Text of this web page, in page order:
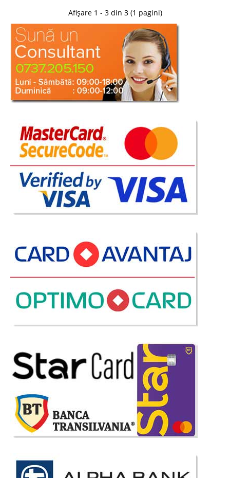
Scaun ieftin de Bucatarie Matrix
Scaune ieftine pentru bucatarie – Matrix – Cel mai bun pret PRETUL
AFISAT INITIAL ESTE PRETUL PE BUCATA LA CUMPARAREA PACHETULUI
DE 6 SCAUNE – CEL MAI AVANTAJOS Scaunul Matrix NU SE VINDE LA
BUCATA Matrix este un scaun modern ..
Compara
199 Lei
Pret Redus119 Lei
Stoc Epuizat - Indisponibil
Adauga la Favorite
Set Masa cu 4 Scaune Jump
in cautarea unei set modern format din masa cu 4 scaune pentru living,
Setul Jump se remarca in categoria de vanzari..
Pret Redus 549 Lei
Stoc Epuizat - Indisponibil
Adauga la Favorite
Afișare 1 - 3 din 3 (1 pagini)